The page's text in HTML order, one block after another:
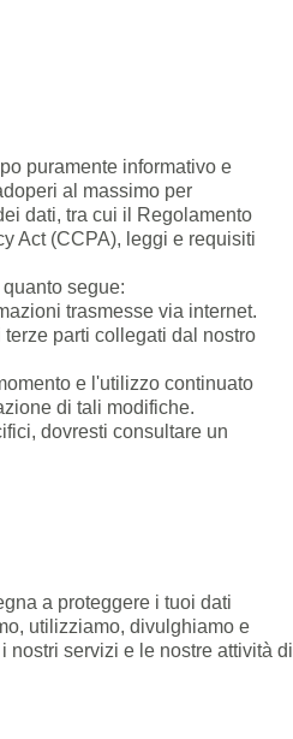
puramente informativo e
al massimo per
dati, tra cui il Regolamento
Act (CCPA), leggi e requisiti
segue:
trasmesse via internet.
parti collegati dal nostro
e l'utilizzo continuato
di tali modifiche.
dovresti consultare un
a proteggere i tuoi dati
utilizziamo, divulghiamo e
nostri servizi e le nostre attività di